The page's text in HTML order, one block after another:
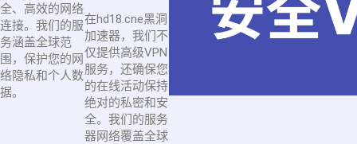
全、高效的网络
连接。我们的服
务涵盖全球范
围，保护您的网
络隐私和个人数
据。
在hd18.cne黑洞
加速器，我们不
仅提供高级VPN
服务，还确保您
的在线活动保持
绝对的私密和安
全。我们的服务
器网络覆盖全球